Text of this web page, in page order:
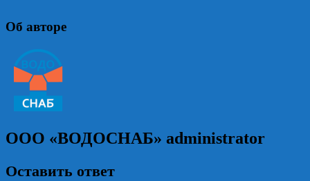
Об авторе
ООО «ВОДОСНАБ» administrator
Оставить ответ